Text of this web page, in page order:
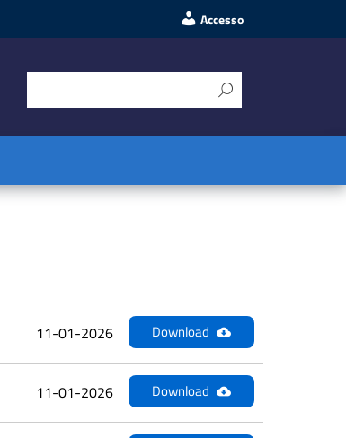
Accesso
11-01-2026 Download
11-01-2026 Download